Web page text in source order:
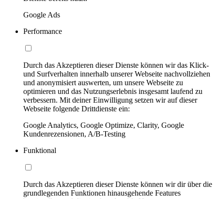
Google Ads
Performance
Durch das Akzeptieren dieser Dienste können wir das Klick-
und Surfverhalten innerhalb unserer Webseite nachvollziehen
und anonymisiert auswerten, um unsere Webseite zu
optimieren und das Nutzungserlebnis insgesamt laufend zu
verbessern. Mit deiner Einwilligung setzen wir auf dieser
Webseite folgende Drittdienste ein:
Google Analytics, Google Optimize, Clarity, Google
Kundenrezensionen, A/B-Testing
Funktional
Durch das Akzeptieren dieser Dienste können wir dir über die
grundlegenden Funktionen hinausgehende Features